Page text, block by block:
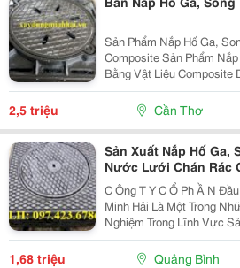
Sản Phẩm Nắp Hố Ga,
Composite Sản Phẩm Nắp Hố Ga, Song Thoát Nước
Bằng Vật Liệu Composite
Và Thương Mại Công
Chúng Tôi Nghiên Cứu ,
2,5 triệu Cần Thơ
Sản Xuất Nắp Hố Ga,
Nước Lưới Chán Rác
C Ông T Y C Ổ Ph Ầ N
Minh Hải Là Một Trong
Nghiệm Trong Lĩnh Vực
Gang Cầu, Gang Xám
Song Chắn Rác &Hellip;
1,68 triệu Quảng Bình